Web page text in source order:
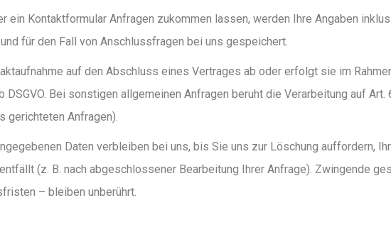
ein Kontaktformular Anfragen zukommen lassen, werden Ihre Angaben
für den Fall von Anschlussfragen bei uns gespeichert.
auf den Abschluss eines Vertrages ab oder erfolgt sie im
DSGVO. Bei sonstigen allgemeinen Anfragen beruht die Verarbeitung auf
gerichteten Anfragen).
Daten verbleiben bei uns, bis Sie uns zur Löschung auffordern,
(z. B. nach abgeschlossener Bearbeitung Ihrer Anfrage). Zwingende
– bleiben unberührt.